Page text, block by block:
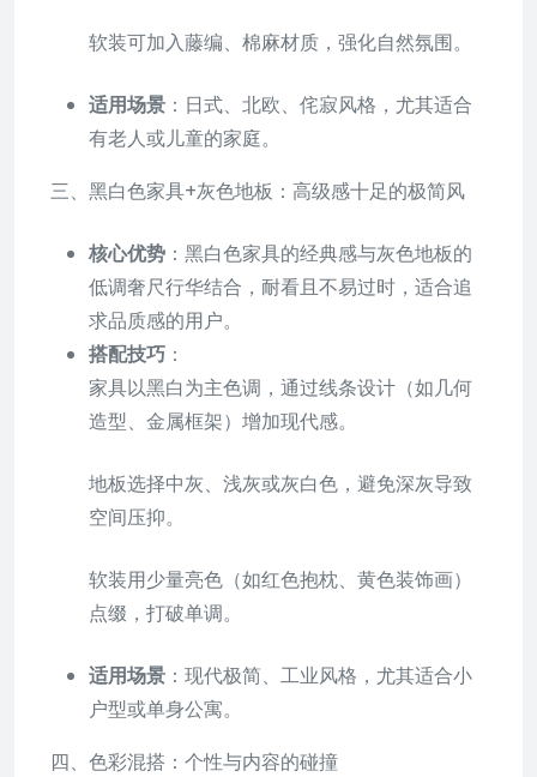
软装可加入藤编、棉麻材质，强化自然氛围。
适用场景 ：日式、北欧、侘寂风格，尤其适合
有老人或儿童的家庭。
三、黑白色家具+灰色地板：高级感十足的极简风
核心优势 ：黑白色家具的经典感与灰色地板的
低调奢尺行华结合，耐看且不易过时，适合追
求品质感的用户。
搭配技巧 ：
家具以黑白为主色调，通过线条设计（如几何
造型、金属框架）增加现代感。
地板选择中灰、浅灰或灰白色，避免深灰导致
空间压抑。
软装用少量亮色（如红色抱枕、黄色装饰画）
点缀，打破单调。
适用场景 ：现代极简、工业风格，尤其适合小
户型或单身公寓。
四、色彩混搭：个性与内容的碰撞